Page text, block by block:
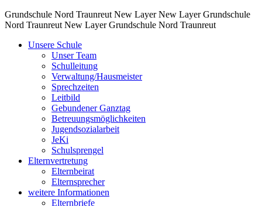
Grundschule Nord Traunreut New Layer New Layer Grundschule
Nord Traunreut New Layer Grundschule Nord Traunreut
Unsere Schule
Unser Team
Schulleitung
Verwaltung/Hausmeister
Sprechzeiten
Leitbild
Gebundener Ganztag
Betreuungsmöglichkeiten
Jugendsozialarbeit
JeKi
Schulsprengel
Elternvertretung
Elternbeirat
Elternsprecher
weitere Informationen
Elternbriefe